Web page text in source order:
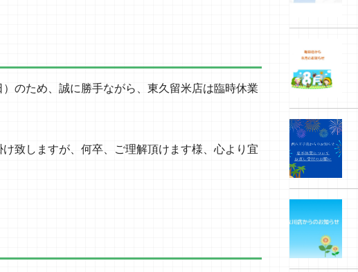
のため、誠に勝手ながら、東久留米店は臨時休業
致しますが、何卒、ご理解頂けます様、心より宜